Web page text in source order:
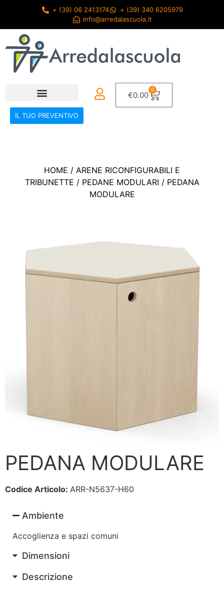
+ (39) 06 2413174
+ (39) 340 6205979
info@arredalascuola.it
€0.00
0
IL TUO PREVENTIVO
HOME / ARENE RICONFIGURABILI E
TRIBUNETTE / PEDANE MODULARI / PEDANA
MODULARE
PEDANA MODULARE
Codice Articolo: ARR-N5637-H60
Ambiente
Accoglienza e spazi comuni
Dimensioni
Descrizione